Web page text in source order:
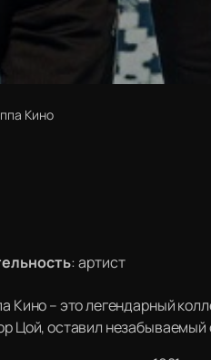
Кино
:артист
Кино – это легендарный
Цой, оставил